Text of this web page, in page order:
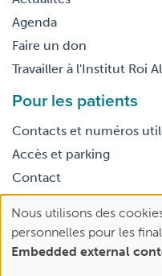
Agenda
Faire un don
Travailler à l'Institut Roi
Pour les patients
Contacts et numéros
Accès et parking
Contact
Footer
legal
Conditions générales
Use
of
personal
Nous utilisons des
personnelles pour les
Embedded external